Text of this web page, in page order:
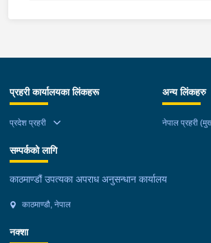
प्रहरी कार्यालयका लिंकहरू
प्रदेश प्रहरी
अन्य लिंकहरु
नेपाल प्रहरी
सम्पर्कको लागि
काठमाण्डौं उपत्यका अपराध अनुसन्धान कार्यालय
काठमाण्डौ, नेपाल
नक्शा